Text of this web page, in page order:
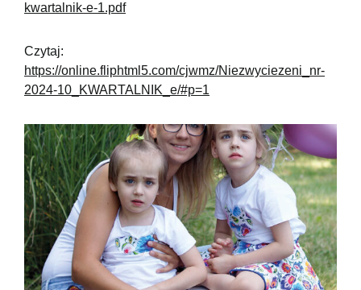
kwartalnik-e-1.pdf
Czytaj:
https://online.fliphtml5.com/cjwmz/Niezwyciezeni_nr-
2024-10_KWARTALNIK_e/#p=1